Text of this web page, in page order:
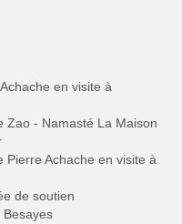
en visite à
Zao - Namasté La Maison
Pierre Achache en visite à
de soutien
Besayes